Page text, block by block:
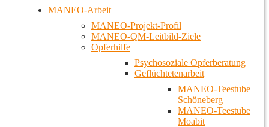
MANEO-Arbeit
MANEO-Projekt-Profil
MANEO-QM-Leitbild-Ziele
Opferhilfe
Psychosoziale Opferberatung
Geflüchtetenarbeit
MANEO-Teestube
Schöneberg
MANEO-Teestube
Moabit